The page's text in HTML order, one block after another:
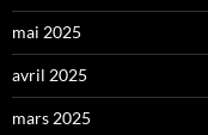
mai 2025
avril 2025
mars 2025